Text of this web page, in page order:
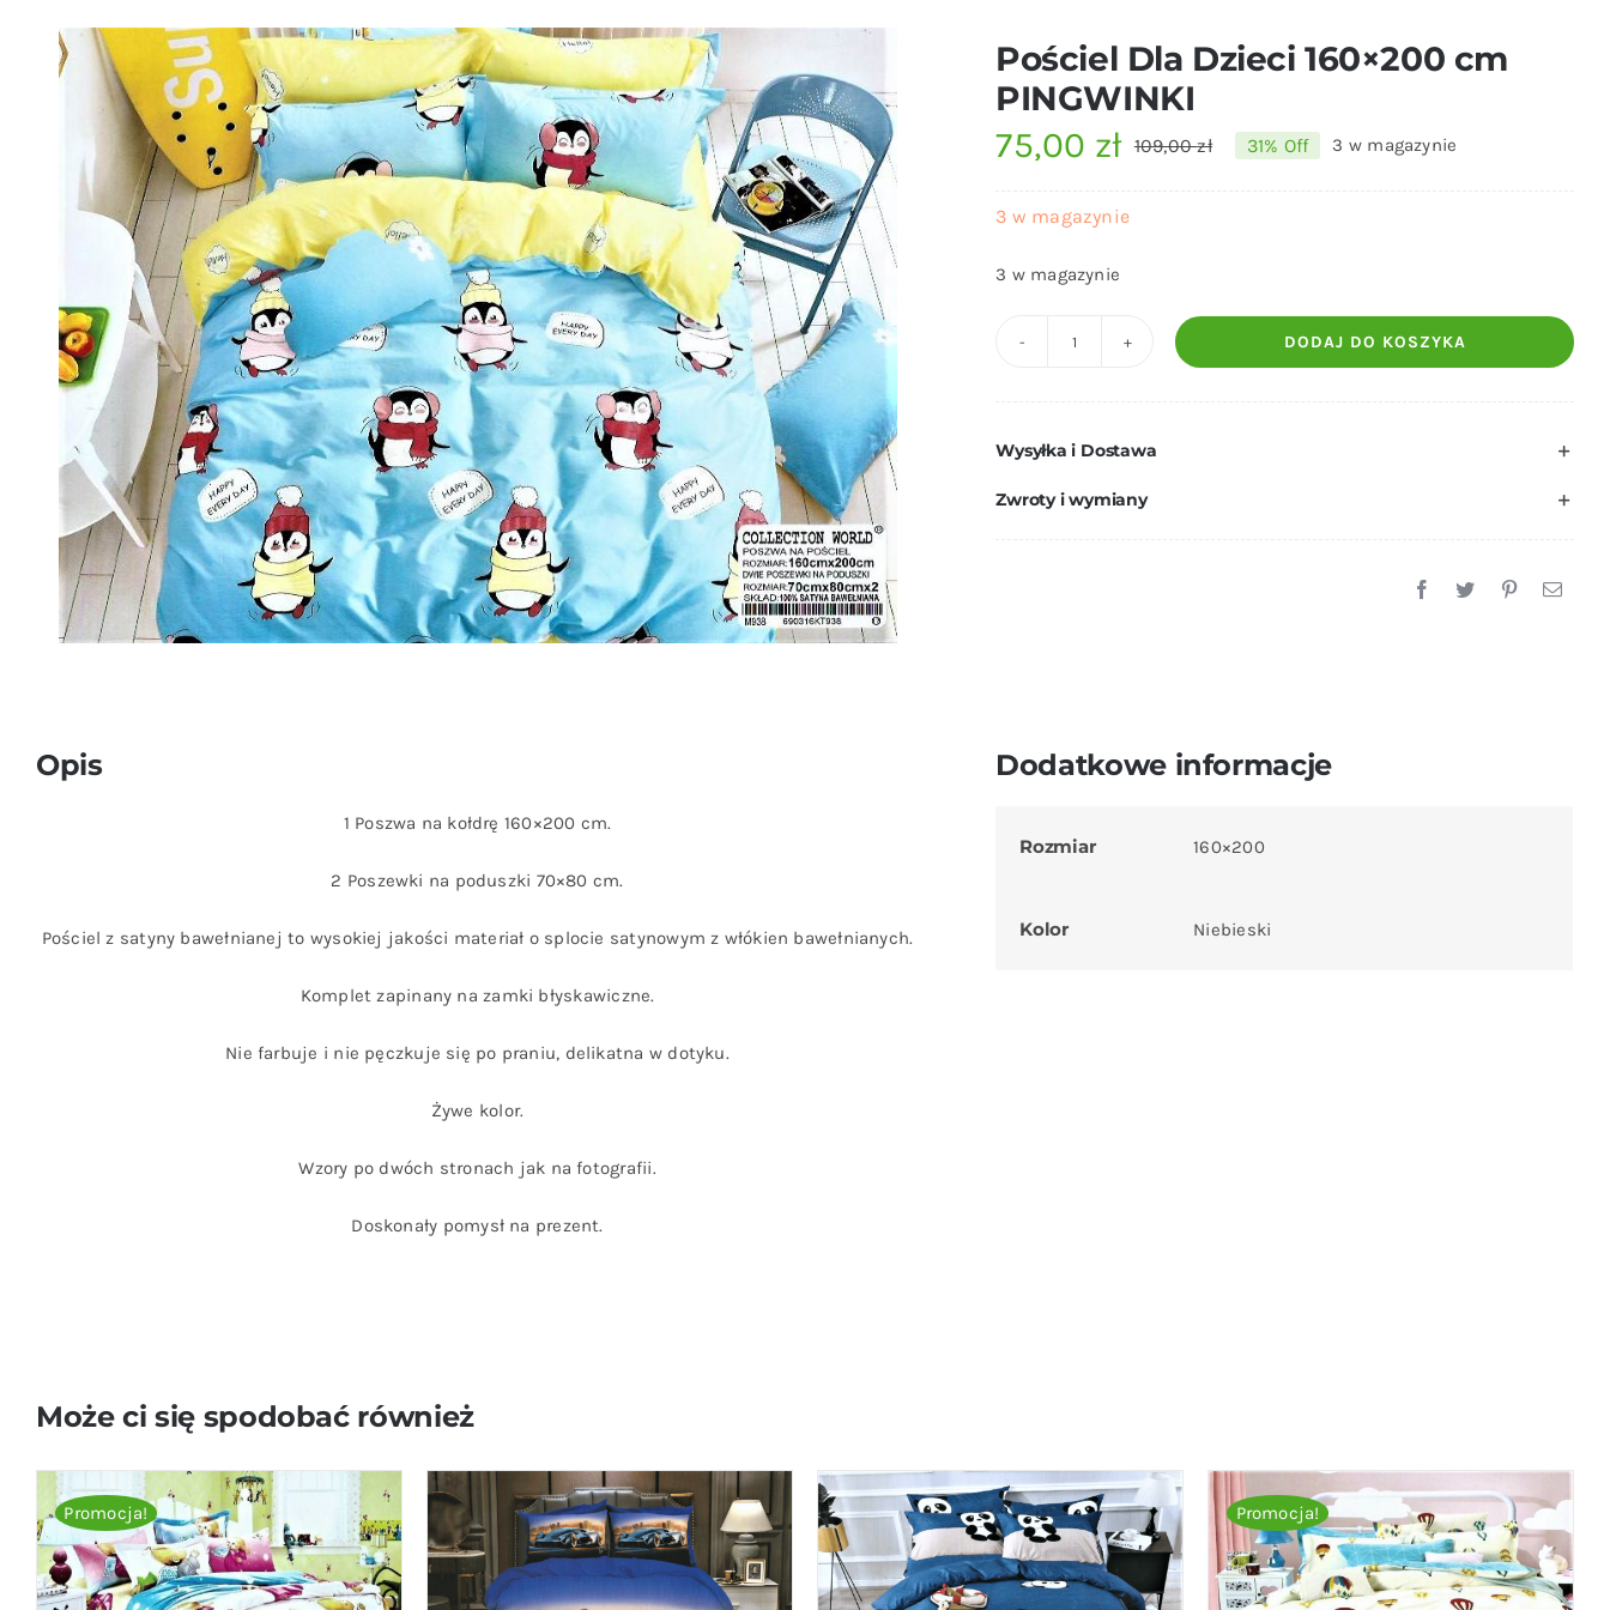
Pościel Dla Dzieci 160×200 cm
PINGWINKI
109,00złPierwotna
75,00 zł
Aktualna
31% Off 3 w magazynie
3 w magazynie
3 w magazynie
Dzieci
160x200
DODAJ DO KOSZYKA
Wysyłka i Dostawa
Zwroty i wymiany
Opis
1 Poszwa na kołdrę 160×200 cm.
2 Poszewki na poduszki 70×80 cm.
Pościel z satyny bawełnianej to wysokiej jakości materiał o splocie satynowym z włókien bawełnianych.
Komplet zapinany na zamki błyskawiczne.
Nie farbuje i nie pęczkuje się po praniu, delikatna w dotyku.
Żywe kolor.
Wzory po dwóch stronach jak na fotografii.
Doskonały pomysł na prezent.
Dodatkowe informacje
Rozmiar 160×200
Kolor Niebieski
Może ci się spodobać również
Promocja! Promocja!